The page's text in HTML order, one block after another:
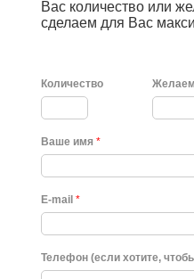
Вас количество или
сделаем для Вас
Количество
Ваше имя *
E-mail *
Телефон (если хотите,